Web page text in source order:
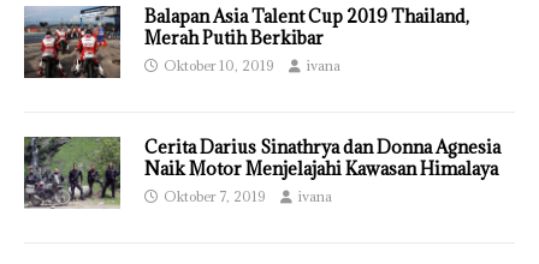
Balapan Asia Talent Cup 2019 Thailand,
Merah Putih Berkibar
Oktober 10, 2019 ivana
Cerita Darius Sinathrya dan Donna Agnesia
Naik Motor Menjelajahi Kawasan Himalaya
Oktober 7, 2019 ivana